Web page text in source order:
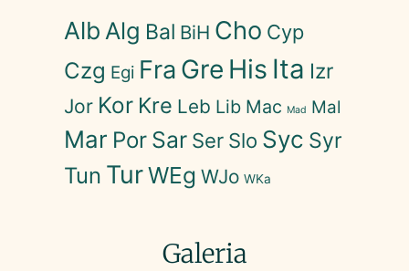
Alb Alg Bal BiH Cho Cyp
Czg Egi Fra Gre His Ita Izr
Jor Kor Kre Leb Lib Mac Mad Mal
Mar Por Sar Ser Slo Syc Syr
Tun TurWEg WJo WKa
Galeria